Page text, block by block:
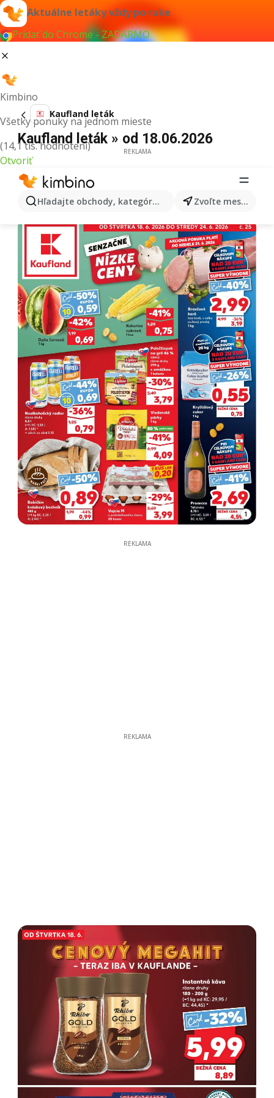
Aktuálne letáky vždy po ruke
Pridať do Chrome - ZADARMO
Kimbino
Všetky ponuky na jednom mieste
(14,1 tis. hodnotení)
Otvoriť
Hľadajte obchody, kategórie, produkty... Zvoľte mesto
Kaufland leták
Kaufland leták » od 18.06.2026
REKLAMA
1
REKLAMA
REKLAMA